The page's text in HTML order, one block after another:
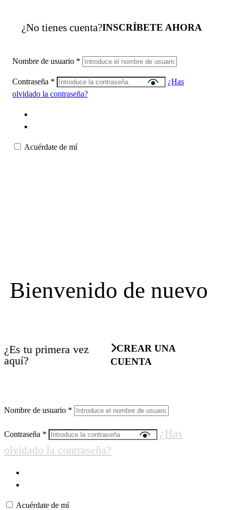
¿No tienes cuenta?INSCRÍBETE AHORA
Nombre de usuario *
Contraseña *
¿Has
olvidado la contraseña?
Acuérdate de mí
Bienvenido de nuevo
¿Es tu primera vez
aquí?
CREAR UNA
CUENTA
Nombre de usuario *
Contraseña *
¿Has
olvidado la contraseña?
Acuérdate de mí